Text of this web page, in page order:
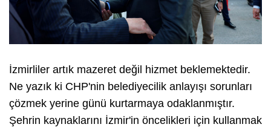
İzmirliler artık mazeret değil hizmet beklemektedir.
Ne yazık ki CHP'nin belediyecilik anlayışı sorunları
çözmek yerine günü kurtarmaya odaklanmıştır.
Şehrin kaynaklarını İzmir'in öncelikleri için kullanmak